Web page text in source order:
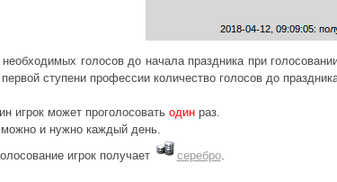
необходимых голосов до начала праздника при
ступени профессии количество голосов до
игрок может проголосовать одинраз.
можно и нужно каждый день.
игрок получает
серебро.